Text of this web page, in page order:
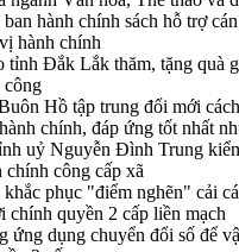
hành chính sách hỗ trợ
hành chính
tỉnh Đắk Lắk thăm, tặng quà
công
Hồ tập trung đổi mới
chính, đáp ứng tốt nhất
uỷ Nguyễn Đình Trung
chính công cấp xã
phục "điểm nghẽn" cải
chính quyền 2 cấp liền mạch
ứng dụng chuyển đổi số để